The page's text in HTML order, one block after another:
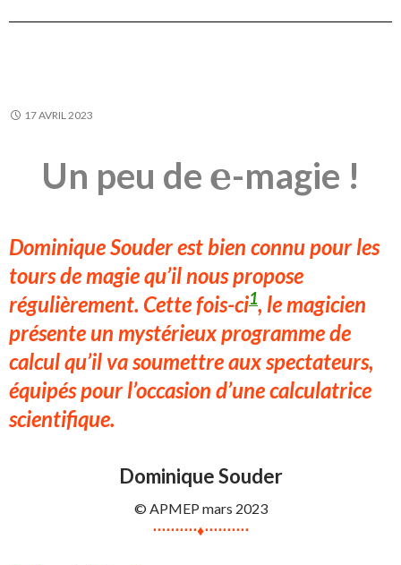
17 AVRIL 2023
Un peu de e
e-magie !
Dominique Souder est bien connu pour les
tours de magie qu’il nous propose
régulièrement. Cette fois-ci1, le magicien
présente un mystérieux programme de
calcul qu’il va soumettre aux spectateurs,
équipés pour l’occasion d’une calculatrice
scientifique.
Dominique Souder
© APMEP mars 2023
⋅⋅⋅⋅⋅⋅⋅⋅⋅⋅♦⋅⋅⋅⋅⋅⋅⋅⋅⋅⋅